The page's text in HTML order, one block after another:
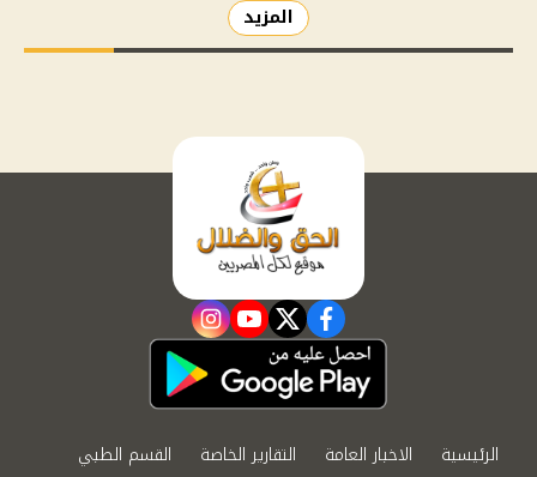
المزيد
facebook
twitter
youtube
instagram
الرئيسية الاخبار العامة التقارير الخاصة
القسم الطبي